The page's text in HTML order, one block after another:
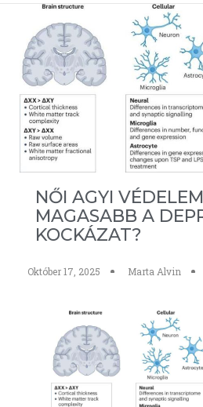
NŐI AGYI
MAGASABB A
KOCKÁZAT?
Október 17, 2025 Marta Alvin